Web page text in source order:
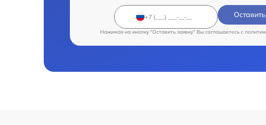
Нажимая на кнопку "Оставить заявку" Вы соглашаетесь c